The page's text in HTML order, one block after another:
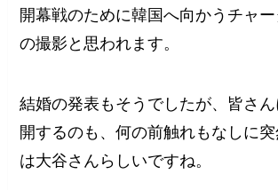
開幕戦のために韓国へ向かうチャ
の撮影と思われます。
結婚の発表もそうでしたが、皆さ
開するのも、何の前触れもなしに
は大谷さんらしいですね。